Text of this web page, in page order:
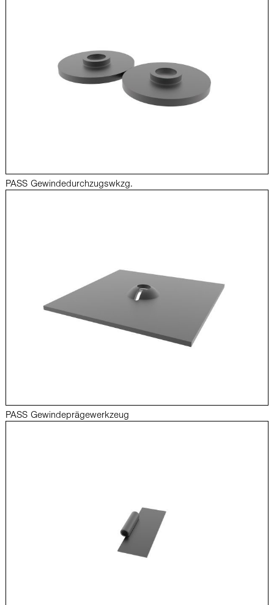
PASS Gewindedurchzugswkzg.
PASS Gewindeprägewerkzeug